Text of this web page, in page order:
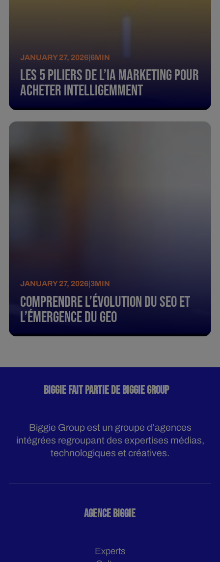
JANUARY 27, 2026|6MIN
Les 5 piliers de l’IA marketing pour
acheter intelligemment
JANUARY 27, 2026|3MIN
Comprendre l’évolution du SEO et
l’émergence du GEO
BIGGIE FAIT PARTIE DE BIGGIE GROUP
Biggie Group est un groupe d’agences
intégrées regroupant des expertises médias,
technologiques et créatives.
AGENCE BIGGIE
Experts